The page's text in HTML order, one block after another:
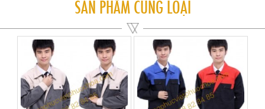
SẢN PHẨM CÙNG LOẠI